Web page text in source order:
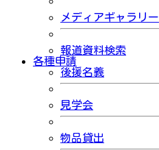
メディアギャラリー
報道資料検索
各種申請
後援名義
見学会
物品貸出